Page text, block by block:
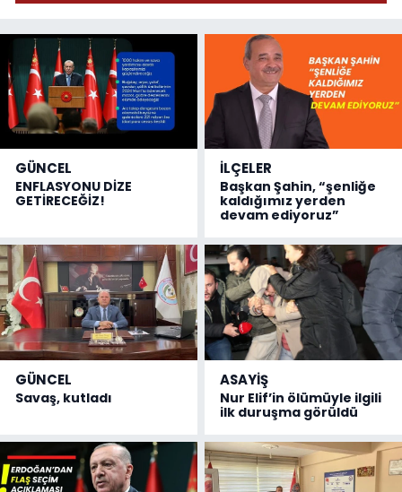
GÜNCEL
ENFLASYONU DİZE
GETİRECEĞİZ!
İLÇELER
Başkan Şahin, “şenliğe
kaldığımız yerden
devam ediyoruz”
GÜNCEL
Savaş, kutladı
ASAYİŞ
Nur Elif’in ölümüyle ilgili
ilk duruşma görüldü